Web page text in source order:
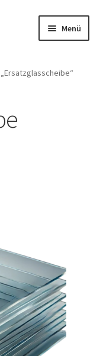
Menü
öffnen